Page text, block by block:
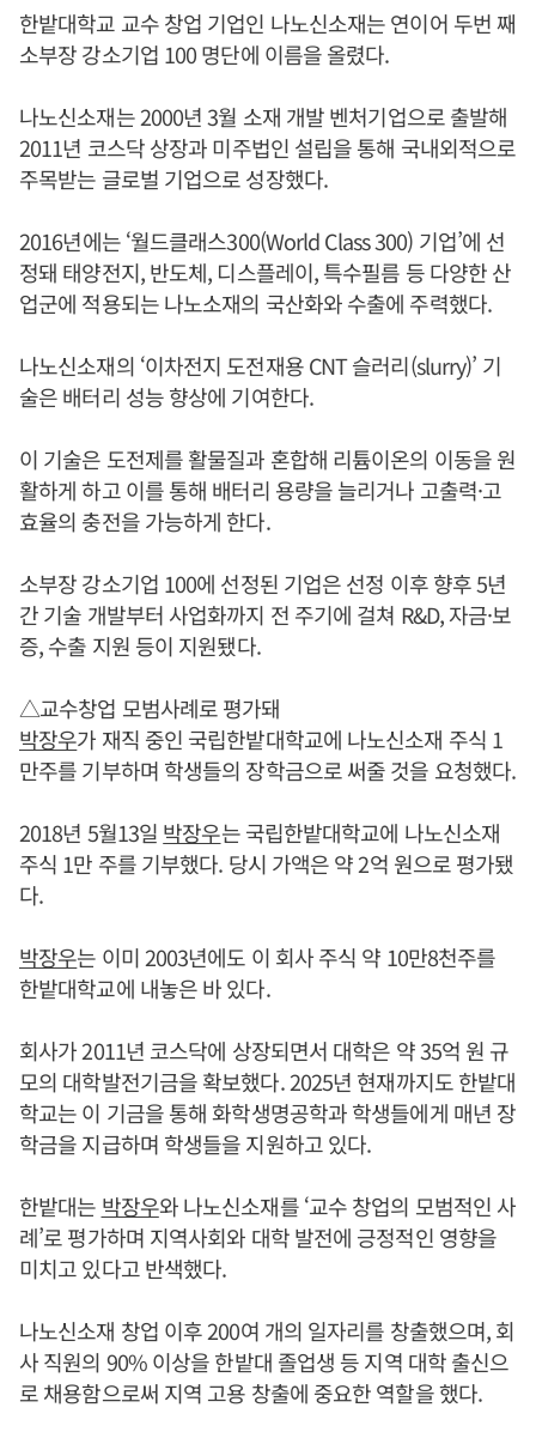
한밭대학교 교수 창업 기업인 나노신소재는 연이어 두번 째
소부장 강소기업 100 명단에 이름을 올렸다.
나노신소재는 2000년 3월 소재 개발 벤처기업으로 출발해
2011년 코스닥 상장과 미주법인 설립을 통해 국내외적으로
주목받는 글로벌 기업으로 성장했다.
2016년에는 ‘월드클래스300(World Class 300) 기업’에 선
정돼 태양전지, 반도체, 디스플레이, 특수필름 등 다양한 산
업군에 적용되는 나노소재의 국산화와 수출에 주력했다.
나노신소재의 ‘이차전지 도전재용 CNT 슬러리(slurry)’ 기
술은 배터리 성능 향상에 기여한다.
이 기술은 도전제를 활물질과 혼합해 리튬이온의 이동을 원
활하게 하고 이를 통해 배터리 용량을 늘리거나 고출력·고
효율의 충전을 가능하게 한다.
소부장 강소기업 100에 선정된 기업은 선정 이후 향후 5년
간 기술 개발부터 사업화까지 전 주기에 걸쳐 R&D, 자금·보
증, 수출 지원 등이 지원됐다.
△교수창업 모범사례로 평가돼
박장우가 재직 중인 국립한밭대학교에 나노신소재 주식 1
만주를 기부하며 학생들의 장학금으로 써줄 것을 요청했다.
2018년 5월13일 박장우는 국립한밭대학교에 나노신소재
주식 1만 주를 기부했다. 당시 가액은 약 2억 원으로 평가됐
다.
박장우는 이미 2003년에도 이 회사 주식 약 10만8천주를
한밭대학교에 내놓은 바 있다.
회사가 2011년 코스닥에 상장되면서 대학은 약 35억 원 규
모의 대학발전기금을 확보했다. 2025년 현재까지도 한밭대
학교는 이 기금을 통해 화학생명공학과 학생들에게 매년 장
학금을 지급하며 학생들을 지원하고 있다.
한밭대는 박장우와 나노신소재를 ‘교수 창업의 모범적인 사
례’로 평가하며 지역사회와 대학 발전에 긍정적인 영향을
미치고 있다고 반색했다.
나노신소재 창업 이후 200여 개의 일자리를 창출했으며, 회
사 직원의 90% 이상을 한밭대 졸업생 등 지역 대학 출신으
로 채용함으로써 지역 고용 창출에 중요한 역할을 했다.